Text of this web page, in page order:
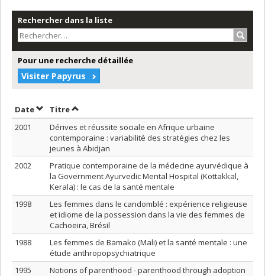
Rechercher dans la liste
Pour une recherche détaillée
Visiter Papyrus
DateTrier par date en ordre croissant
TitreTrier par titre en ordre croissant
2001
Dérives et réussite sociale en Afrique urbaine
contemporaine : variabilité des stratégies chez les
jeunes à Abidjan
2002
Pratique contemporaine de la médecine ayurvédique à
la Government Ayurvedic Mental Hospital (Kottakkal,
Kerala) : le cas de la santé mentale
1998
Les femmes dans le candomblé : expérience religieuse
et idiome de la possession dans la vie des femmes de
Cachoeira, Brésil
1988
Les femmes de Bamako (Mali) et la santé mentale : une
étude anthropopsychiatrique
1995
Notions of parenthood - parenthood through adoption